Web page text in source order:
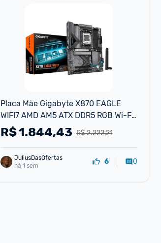
Placa Mãe Gigabyte X870 EAGLE
WIFI7 AMD AM5 ATX DDR5 RGB Wi-Fi
7 tooth - X870 EAGLE WIFI7
R$ 2.222,21
R$1.844,43
JuliusDasOfertas
há 1 sem
6 0